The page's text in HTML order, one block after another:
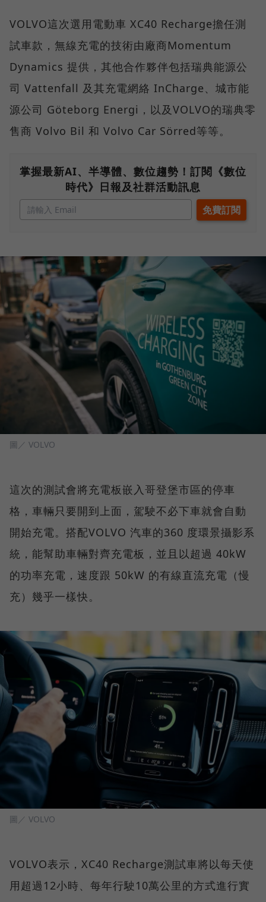
VOLVO這次選用電動車 XC40 Recharge擔任測
試車款，無線充電的技術由廠商Momentum
Dynamics 提供，其他合作夥伴包括瑞典能源公
司 Vattenfall 及其充電網絡 InCharge、城市能
源公司 Göteborg Energi，以及VOLVO的瑞典零
售商 Volvo Bil 和 Volvo Car Sörred等等。
掌握最新AI、半導體、數位趨勢！訂閱《數位
時代》日報及社群活動訊息
圖／ VOLVO
這次的測試會將充電板嵌入哥登堡市區的停車
格，車輛只要開到上面，駕駛不必下車就會自動
開始充電。搭配VOLVO 汽車的360 度環景攝影系
統，能幫助車輛對齊充電板，並且以超過 40kW
的功率充電，速度跟 50kW 的有線直流充電（慢
充）幾乎一樣快。
圖／ VOLVO
VOLVO表示，XC40 Recharge測試車將以每天使
用超過12小時、每年行駛10萬公里的方式進行實